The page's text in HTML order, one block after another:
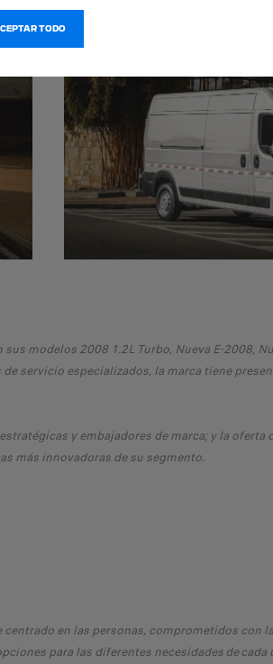
modelos 2008 1.2L Turbo, Nueva E-2008,
servicio especializados, la marca tiene
y embajadores de marca; y la
más innovadoras de su segmento.
en las personas, comprometidos con
para las diferentes necesidades de cada
TODO